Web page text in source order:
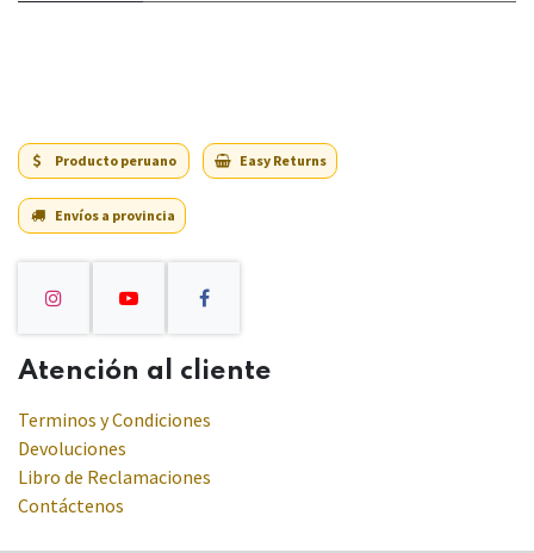
Producto peruano Easy Returns
Envíos a provincia
Atención al cliente
Terminos y Condiciones
Devoluciones
Libro de Reclamaciones
Contáctenos